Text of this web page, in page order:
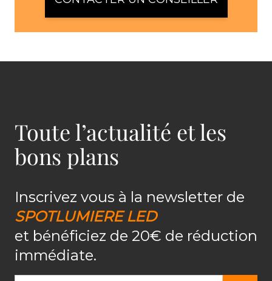
Toute l’actualité et les
bons plans
Inscrivez vous à la newsletter de
SPOTLUMIERE LED
et bénéficiez de 20€ de réduction
immédiate.